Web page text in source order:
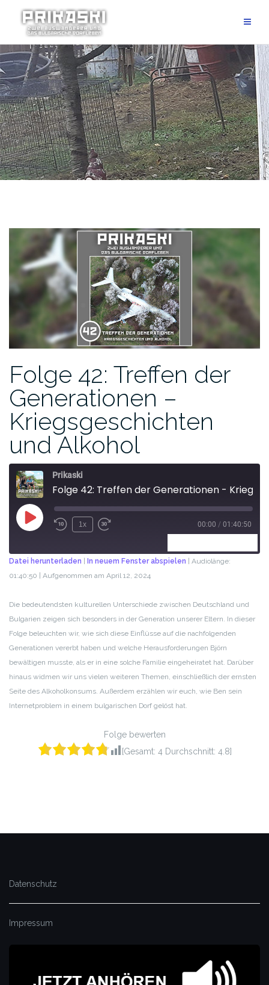
Folge 42: Treffen der
Generationen –
Kriegsgeschichten
und Alkohol
Prikaski
1x 00:00 / 01:40:50
TEILEN
LINK
EMBED
Datei herunterladen In neuem Fenster abspielen
Audiolänge:
01:40:50
Aufgenommen am April 12, 2024
Die bedeutendsten kulturellen Unterschiede zwischen Deutschland und
Bulgarien zeigen sich besonders in der Generation unserer Eltern. In dieser
Folge beleuchten wir, wie sich diese Einflüsse auf die nachfolgenden
Generationen vererbt haben und welche Herausforderungen Björn
bewältigen musste, als er in eine solche Familie eingeheiratet hat. Darüber
hinaus widmen wir uns vielen weiteren Themen, einschließlich der ernsten
Seite des Alkoholkonsums. Außerdem erzählen wir euch, wie Ben sein
Internetproblem in einem bulgarischen Dorf gelöst hat.
Folge bewerten
[Gesamt: 4 Durchschnitt: 4.8]
Datenschutz
Impressum